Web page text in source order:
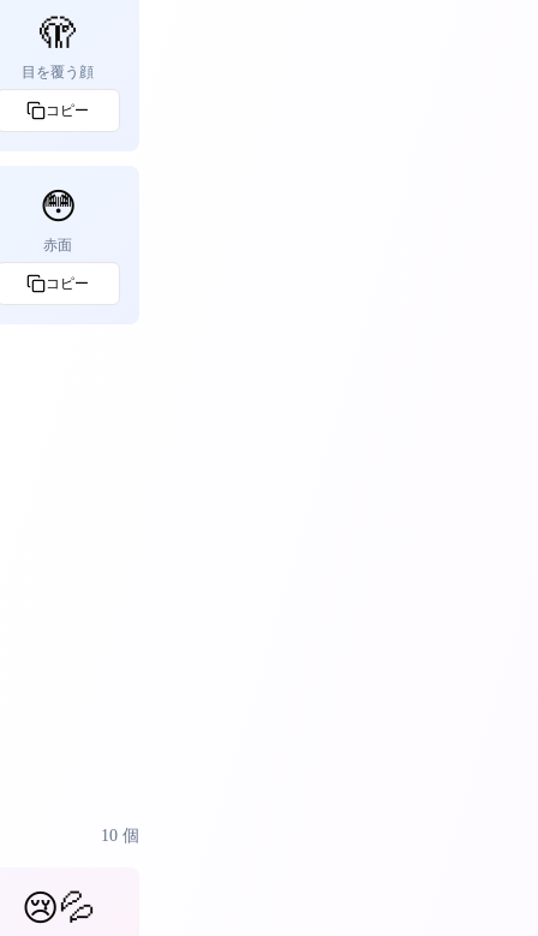
🫣
目を覆う顔
コピー
😳
赤面
コピー
10 個
😢💦